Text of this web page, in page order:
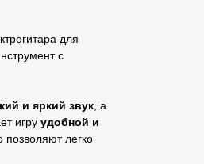
для
с
и яркий звук, а
игру удобной и
позволяют легко